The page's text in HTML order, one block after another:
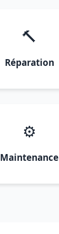
🔨
Réparation
⚙️
Maintenance